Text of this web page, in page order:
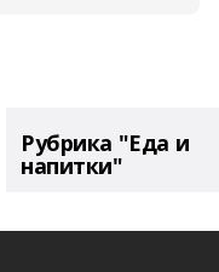
Рубрика "Еда и
напитки"